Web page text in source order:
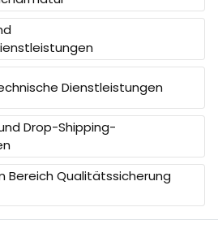
Dienstleistungen
Drop-Shipping-
Bereich Qualitätssicherung